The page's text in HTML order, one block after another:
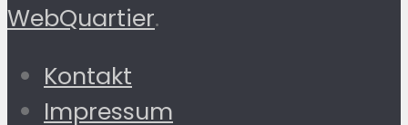
WebQuartier.
Kontakt
Impressum